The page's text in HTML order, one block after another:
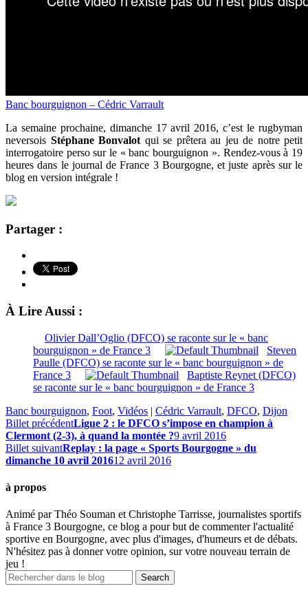
Banc bourguignon – Cédric Varrault
La semaine prochaine, dimanche 17 avril 2016, c’est le rugbyman
neversois Stéphane Bonvalot qui se prêtera au jeu de notre petit
interrogatoire perso sur le « banc bourguignon ». Rendez-vous à 19
heures dans le journal de France 3 Bourgogne, et juste après sur le
blog en version intégrale !
Partager :
À Lire Aussi :
Olivier Dall’Oglio (DFCO) se raconte sur le « banc
bourguignon » de France 3
Steven
Paulle (DFCO) se raconte sur le « banc bourguignon » de
France 3
Baptiste Reynet (DFCO)
se raconte sur le « banc bourguignon » de France 3
Banc bourguignon, Foot, Vidéos | Cédric Varrault, DFCO, Dijon
Billet précédentLigue 2 : le DFCO s’impose en champion à
Clermont (2-3), à quand la montée ?9 avril 2016
Billet suivantReplay : la page « Sports Bourgogne » du
dimanche 10 avril 201612 avril 2016
à propos
Animé par Théo Souman et Christophe Tarrisse, journalistes sportifs
à France 3 Bourgogne, ce blog a pour but de commenter l'actualité
sportive en Bourgogne, avec plus d'images, d'humeurs et de débats.
N'hésitez pas à donner votre opinion, sur votre nouveau terrain de
jeu !